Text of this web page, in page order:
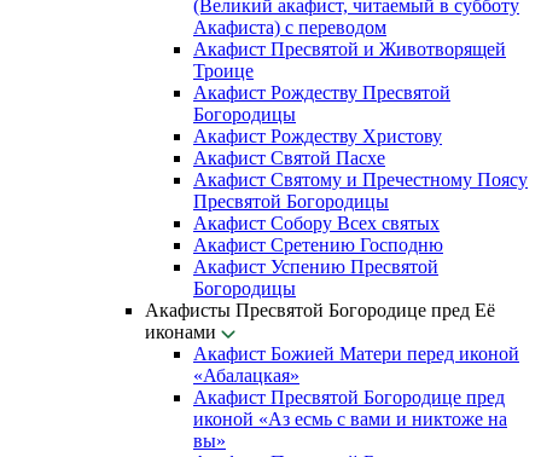
(Великий акафист, читаемый в субботу
Акафиста) с переводом
Акафист Пресвятой и Животворящей
Троице
Акафист Рождеству Пресвятой
Богородицы
Акафист Рождеству Христову
Акафист Святой Пасхе
Акафист Святому и Пречестному Поясу
Пресвятой Богородицы
Акафист Собору Всех святых
Акафист Сретению Господню
Акафист Успению Пресвятой
Богородицы
Акафисты Пресвятой Богородице пред Её
иконами
Акафист Божией Матери перед иконой
«Абалацкая»
Акафист Пресвятой Богородице пред
иконой «Аз есмь с вами и никтоже на
вы»